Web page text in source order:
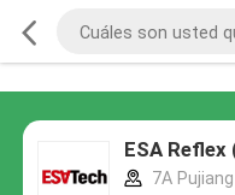
ESA Reflex
7A